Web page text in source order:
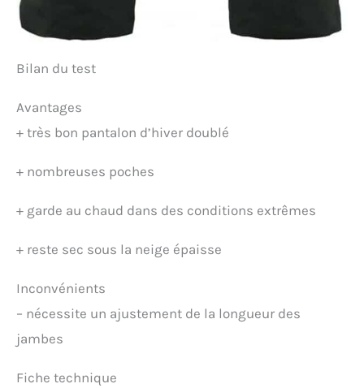
Bilan du test
Avantages
+ très bon pantalon d’hiver doublé
+ nombreuses poches
+ garde au chaud dans des conditions extrêmes
+ reste sec sous la neige épaisse
Inconvénients
– nécessite un ajustement de la longueur des
jambes
Fiche technique